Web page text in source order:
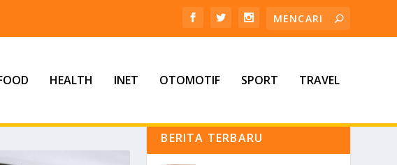
HEALTH INET OTOMOTIF SPORT TRAVEL
BERITA TERBARU